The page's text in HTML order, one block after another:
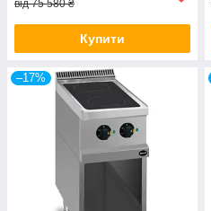
від 75 580 ₴
Купити
–17%